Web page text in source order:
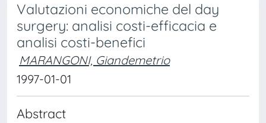
Valutazioni economiche del day
surgery: analisi costi-efficacia e
analisi costi-benefici
MARANGONI, Giandemetrio
1997-01-01
Abstract